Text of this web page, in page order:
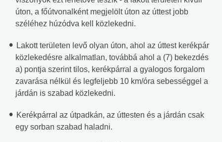
úton, a főútvonalként megjelölt úton az úttest jobb
széléhez húzódva kell közlekedni.
Lakott területen levő olyan úton, ahol az úttest kerékpár
közlekedésre alkalmatlan, továbbá ahol a (7) bekezdés
a) pontja szerint tilos, kerékpárral a gyalogos forgalom
zavarása nélkül és legfeljebb 10 km/óra sebességgel a
járdán is szabad közlekedni.
Kerékpárral az útpadkán, az úttesten és a járdán csak
egy sorban szabad haladni.